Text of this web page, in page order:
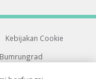
Kebijakan Cookie